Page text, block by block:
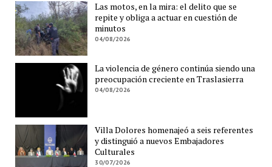
Las motos, en la mira: el delito que se
repite y obliga a actuar en cuestión de
minutos
04/08/2026
La violencia de género continúa siendo una
preocupación creciente en Traslasierra
04/08/2026
Villa Dolores homenajeó a seis referentes
y distinguió a nuevos Embajadores
Culturales
30/07/2026